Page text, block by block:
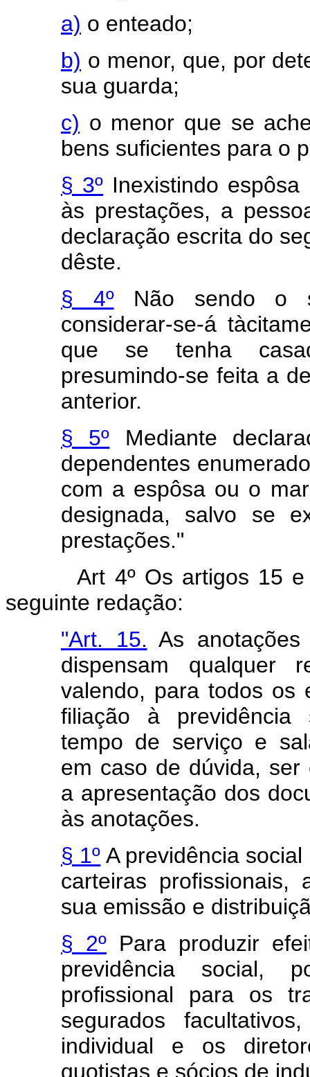
a) o enteado;
b) o menor, que, por
sua guarda;
c) o menor que se
bens suficientes para o
§ 3º Inexistindo
às prestações, a
declaração escrita do
dêste.
§ 4ºNão sendo o
considerar-se-á
que se tenha
presumindo-se feita a
anterior.
§ 5º Mediante
dependentes
com a espôsa ou o
designada, salvo se
prestações."
Art 4º Os artigos 15
seguinte redação:
"Art. 15. As
dispensam qualquer
valendo, para todos os
filiação à previdência
tempo de serviço e
em caso de dúvida, ser
a apresentação dos
às anotações.
§ 1º A previdência
carteiras profissionais,
sua emissão e
§ 2º Para produzir
previdência social,
profissional para os
segurados
individual e os
quotistas e sócios de